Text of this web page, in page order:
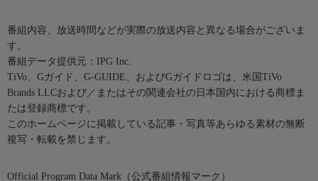
番組内容、放送時間などが実際の放送内容と異なる場合がございま
す。
番組データ提供元：IPG Inc.
TiVo、Gガイド、G-GUIDE、およびGガイドロゴは、米国TiVo
Brands LLCおよび／またはその関連会社の日本国内における商標ま
たは登録商標です。
このホームページに掲載している記事・写真等あらゆる素材の無断
複写・転載を禁じます。
Official Program Data Mark（公式番組情報マーク）